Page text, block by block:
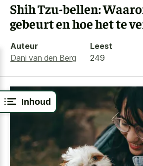
Inhoud
Shih Tzu-bellen:
gebeurt en hoe het te
Auteur
Dani van den Berg
Leest
249